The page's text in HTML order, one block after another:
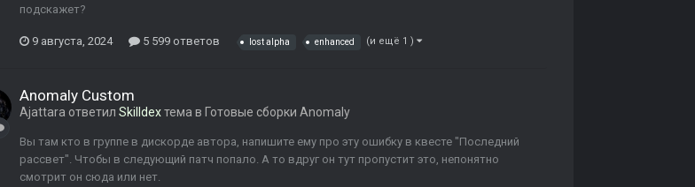
подскажет?
9 августа, 2024 5 599 ответов lost alpha enhanced (и ещё 1 )
Anomaly Custom
Ajattara ответил Skilldexтема в Готовые сборки Anomaly
Вы там кто в группе в дискорде автора, напишите ему про эту ошибку в квесте "Последний
рассвет". Чтобы в следующий патч попало. А то вдруг он тут пропустит это, непонятно
смотрит он сюда или нет.